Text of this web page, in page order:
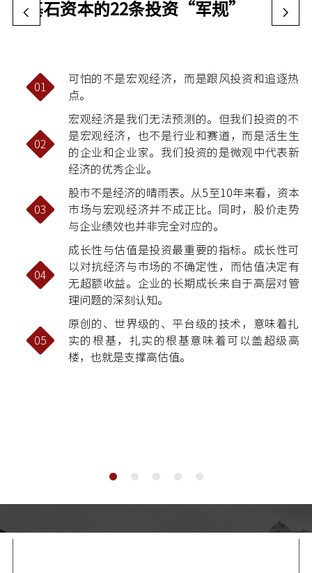
基石资本的22条投资“军规”
01
可怕的不是宏观经济，而是跟风投资和追逐热
点。
02
宏观经济是我们无法预测的。但我们投资的不
是宏观经济，也不是行业和赛道，而是活生生
的企业和企业家。我们投资的是微观中代表新
经济的优秀企业。
03
股市不是经济的晴雨表。从5至10年来看，资本
市场与宏观经济并不成正比。同时，股价走势
与企业绩效也并非完全对应的。
04
成长性与估值是投资最重要的指标。成长性可
以对抗经济与市场的不确定性，而估值决定有
无超额收益。企业的长期成长来自于高层对管
理问题的深刻认知。
05
原创的、世界级的、平台级的技术，意味着扎
实的根基，扎实的根基意味着可以盖超级高
楼，也就是支撑高估值。